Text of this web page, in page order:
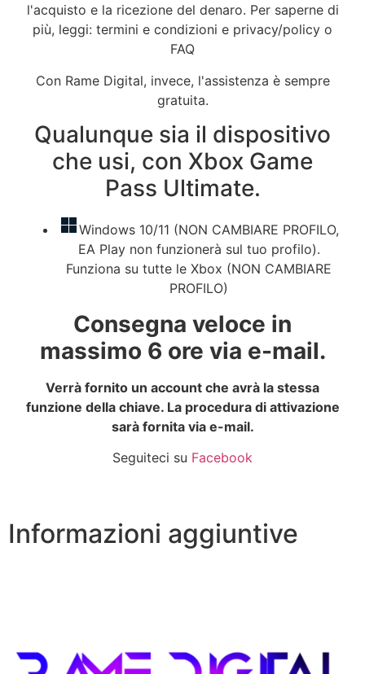
l'acquisto e la ricezione del denaro. Per saperne di
più, leggi: termini e condizioni e privacy/policy o
FAQ
Con Rame Digital, invece, l'assistenza è sempre
gratuita.
Qualunque sia il dispositivo
che usi, con Xbox Game
Pass Ultimate.
Windows 10/11 (NON CAMBIARE PROFILO,
EA Play non funzionerà sul tuo profilo).
Funziona su tutte le Xbox (NON CAMBIARE
PROFILO)
Consegna veloce in
massimo 6 ore via e-mail.
Verrà fornito un account che avrà la stessa
funzione della chiave. La procedura di attivazione
sarà fornita via e-mail.
Seguiteci su Facebook
Informazioni aggiuntive